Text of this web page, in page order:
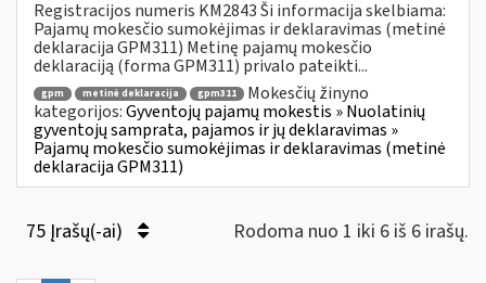
Registracijos numeris KM2843 Ši informacija skelbiama:
Pajamų mokesčio sumokėjimas ir deklaravimas (metinė
deklaracija GPM311) Metinę pajamų mokesčio
deklaraciją (forma GPM311) privalo pateikti...
gpm metinė deklaracija gpm311
Mokesčių žinyno
kategorijos:Gyventojų pajamų mokestis » Nuolatinių
gyventojų samprata, pajamos ir jų deklaravimas »
Pajamų mokesčio sumokėjimas ir deklaravimas (metinė
deklaracija GPM311)
75 Įrašų(-ai) Rodoma nuo 1 iki 6 iš 6 irašų.